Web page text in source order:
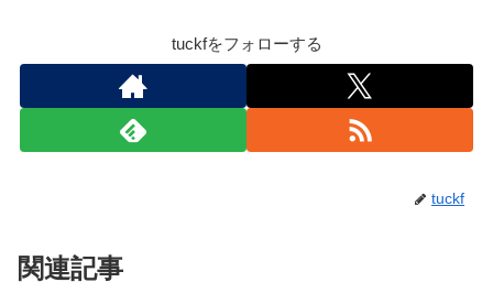
tuckfをフォローする
tuckf
関連記事